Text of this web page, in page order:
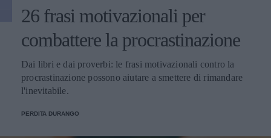
26 frasi motivazionali per
combattere la procrastinazione
Dai libri e dai proverbi: le frasi motivazionali contro la
procrastinazione possono aiutare a smettere di rimandare
l'inevitabile.
PERDITA DURANGO